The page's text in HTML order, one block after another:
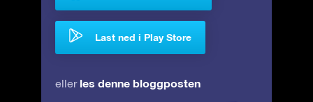
Last ned i Play Store
eller les denne bloggposten